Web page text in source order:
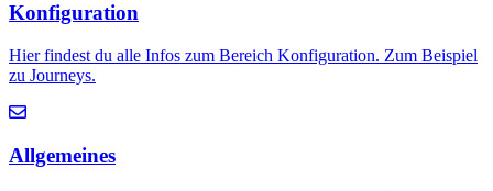
Konfiguration
Hier findest du alle Infos zum Bereich Konfiguration. Zum Beispiel
zu Journeys.
Allgemeines